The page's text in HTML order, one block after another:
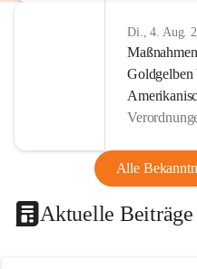
Di., 4. Aug.
Goldgelben
Alle
Aktuelle Beiträge